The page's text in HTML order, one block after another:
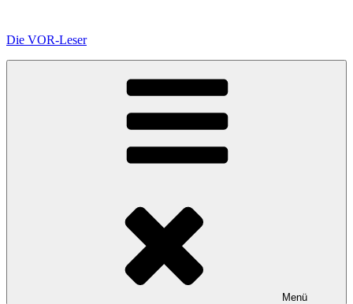
springen
Die VOR-Leser
Menü